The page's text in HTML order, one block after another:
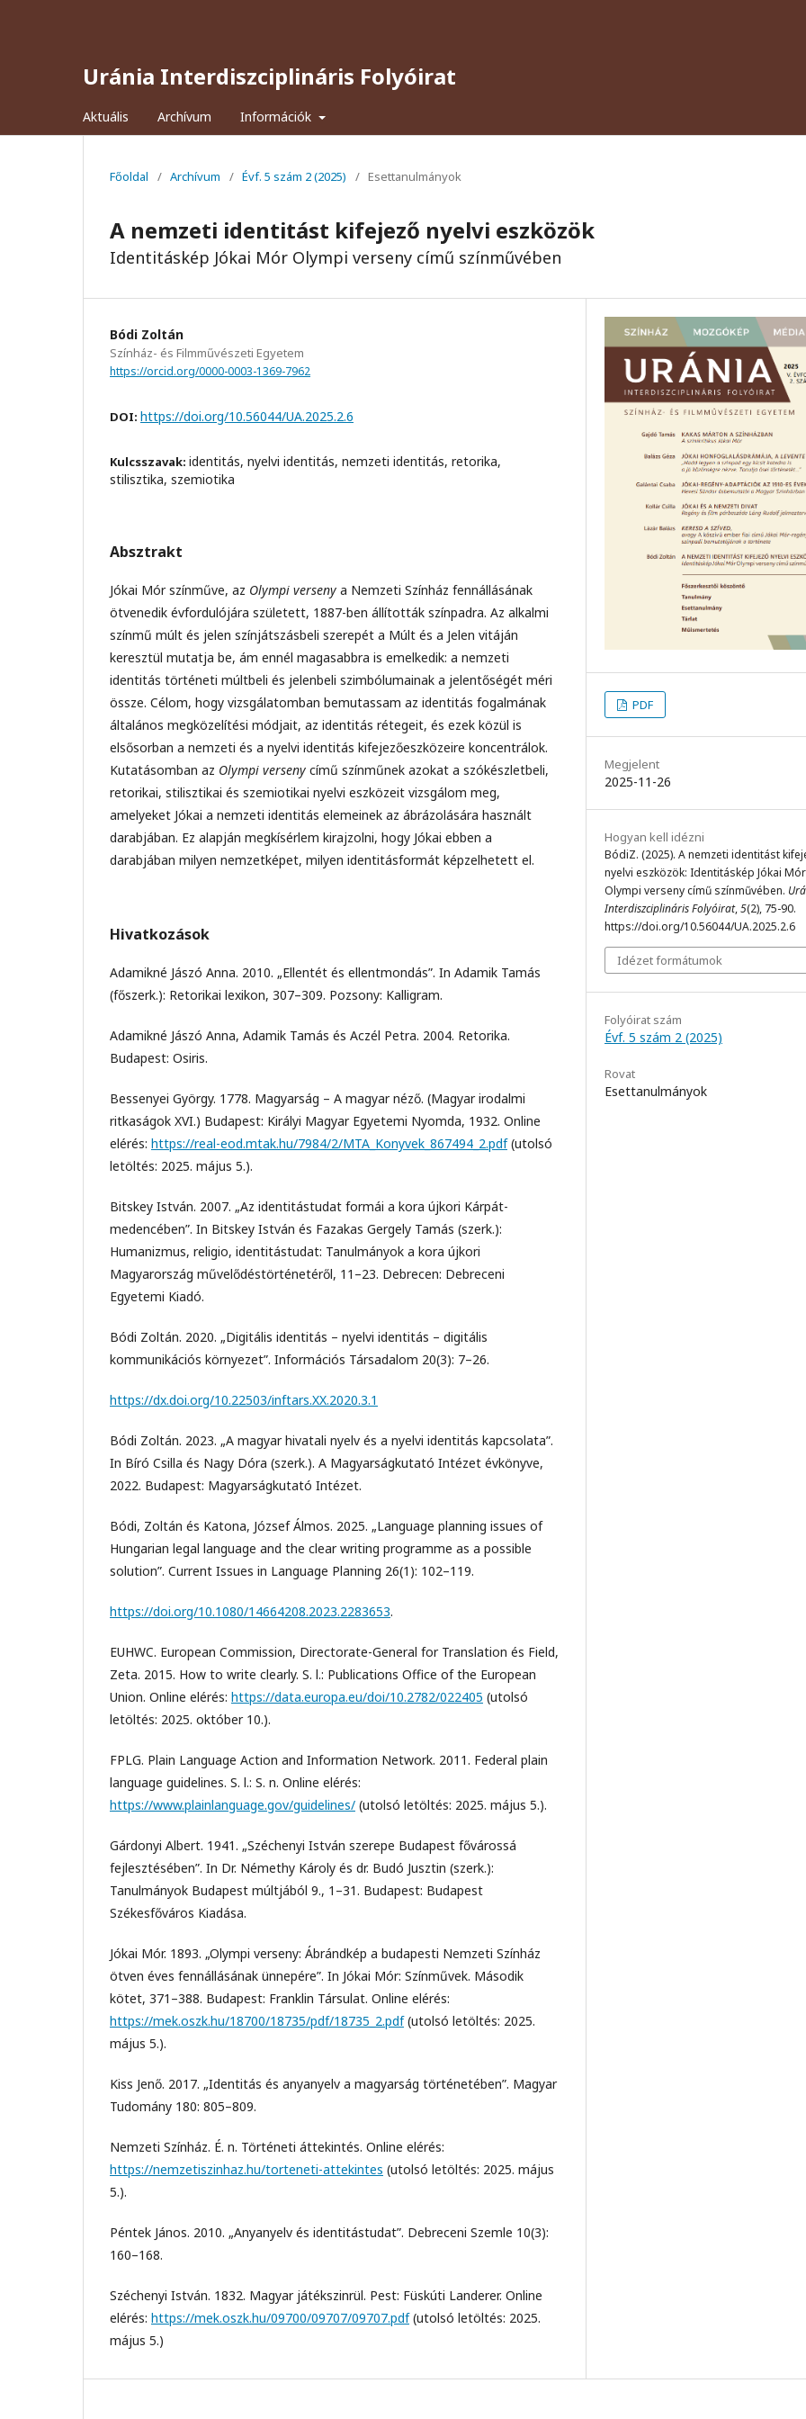
Uránia Interdiszciplináris Folyóirat
Aktuális Archívum Információk
Főoldal / Archívum / Évf. 5 szám 2 (2025) / Esettanulmányok
A nemzeti identitást kifejező nyelvi eszközök
Identitáskép Jókai Mór Olympi verseny című színművében
Bódi Zoltán
Színház- és Filmművészeti Egyetem
https://orcid.org/0000-0003-1369-7962
DOI: https://doi.org/10.56044/UA.2025.2.6
Kulcsszavak: identitás, nyelvi identitás, nemzeti identitás, retorika,
stilisztika, szemiotika
Absztrakt
Jókai Mór színműve, az Olympi verseny a Nemzeti Színház fennállásának
ötvenedik évfordulójára született, 1887-ben állították színpadra. Az alkalmi
színmű múlt és jelen színjátszásbeli szerepét a Múlt és a Jelen vitáján
keresztül mutatja be, ám ennél magasabbra is emelkedik: a nemzeti
identitás történeti múltbeli és jelenbeli szimbólumainak a jelentőségét méri
össze. Célom, hogy vizsgálatomban bemutassam az identitás fogalmának
általános megközelítési módjait, az identitás rétegeit, és ezek közül is
elsősorban a nemzeti és a nyelvi identitás kifejezőeszközeire koncentrálok.
Kutatásomban az Olympi verseny című színműnek azokat a szókészletbeli,
retorikai, stilisztikai és szemiotikai nyelvi eszközeit vizsgálom meg,
amelyeket Jókai a nemzeti identitás elemeinek az ábrázolására használt
darabjában. Ez alapján megkísérlem kirajzolni, hogy Jókai ebben a
darabjában milyen nemzetképet, milyen identitásformát képzelhetett el.
Hivatkozások
Adamikné Jászó Anna. 2010. „Ellentét és ellentmondás”. In Adamik Tamás
(főszerk.): Retorikai lexikon, 307–309. Pozsony: Kalligram.
Adamikné Jászó Anna, Adamik Tamás és Aczél Petra. 2004. Retorika.
Budapest: Osiris.
Bessenyei György. 1778. Magyarság – A magyar néző. (Magyar irodalmi
ritkaságok XVI.) Budapest: Királyi Magyar Egyetemi Nyomda, 1932. Online
elérés: https://real-eod.mtak.hu/7984/2/MTA_Konyvek_867494_2.pdf(utolsó
letöltés: 2025. május 5.).
Bitskey István. 2007. „Az identitástudat formái a kora újkori Kárpát-
medencében”. In Bitskey István és Fazakas Gergely Tamás (szerk.):
Humanizmus, religio, identitástudat: Tanulmányok a kora újkori
Magyarország művelődéstörténetéről, 11–23. Debrecen: Debreceni
Egyetemi Kiadó.
Bódi Zoltán. 2020. „Digitális identitás – nyelvi identitás – digitális
kommunikációs környezet”. Információs Társadalom 20(3): 7–26.
https://dx.doi.org/10.22503/inftars.XX.2020.3.1
Bódi Zoltán. 2023. „A magyar hivatali nyelv és a nyelvi identitás kapcsolata”.
In Bíró Csilla és Nagy Dóra (szerk.). A Magyarságkutató Intézet évkönyve,
2022. Budapest: Magyarságkutató Intézet.
Bódi, Zoltán és Katona, József Álmos. 2025. „Language planning issues of
Hungarian legal language and the clear writing programme as a possible
solution”. Current Issues in Language Planning 26(1): 102–119.
https://doi.org/10.1080/14664208.2023.2283653.
EUHWC. European Commission, Directorate-General for Translation és Field,
Zeta. 2015. How to write clearly. S. l.: Publications Office of the European
Union. Online elérés: https://data.europa.eu/doi/10.2782/022405 (utolsó
letöltés: 2025. október 10.).
FPLG. Plain Language Action and Information Network. 2011. Federal plain
language guidelines. S. l.: S. n. Online elérés:
https://www.plainlanguage.gov/guidelines/ (utolsó letöltés: 2025. május 5.).
Gárdonyi Albert. 1941. „Széchenyi István szerepe Budapest fővárossá
fejlesztésében”. In Dr. Némethy Károly és dr. Budó Jusztin (szerk.):
Tanulmányok Budapest múltjából 9., 1–31. Budapest: Budapest
Székesfőváros Kiadása.
Jókai Mór. 1893. „Olympi verseny: Ábrándkép a budapesti Nemzeti Színház
ötven éves fennállásának ünnepére”. In Jókai Mór: Színművek. Második
kötet, 371–388. Budapest: Franklin Társulat. Online elérés:
https://mek.oszk.hu/18700/18735/pdf/18735_2.pdf(utolsó letöltés: 2025.
május 5.).
Kiss Jenő. 2017. „Identitás és anyanyelv a magyarság történetében”. Magyar
Tudomány 180: 805–809.
Nemzeti Színház. É. n. Történeti áttekintés. Online elérés:
https://nemzetiszinhaz.hu/torteneti-attekintes (utolsó letöltés: 2025. május
5.).
Péntek János. 2010. „Anyanyelv és identitástudat”. Debreceni Szemle 10(3):
160–168.
Széchenyi István. 1832. Magyar játékszinrül. Pest: Füskúti Landerer. Online
elérés: https://mek.oszk.hu/09700/09707/09707.pdf(utolsó letöltés: 2025.
május 5.)
PDF
Megjelent
2025-11-26
Hogyan kell idézni
BódiZ. (2025). A nemzeti identitást
nyelvi eszközök: Identitáskép Jókai Mór
Olympi verseny című színművében.
Interdiszciplináris Folyóirat,5(2), 75-90.
https://doi.org/10.56044/UA.2025.2.6
Idézet formátumok
Folyóirat szám
Évf. 5 szám 2 (2025)
Rovat
Esettanulmányok